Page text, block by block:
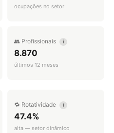
ocupações no setor
👥 Profissionais i
8.870
últimos 12 meses
🔁 Rotatividade i
47.4%
alta — setor dinâmico